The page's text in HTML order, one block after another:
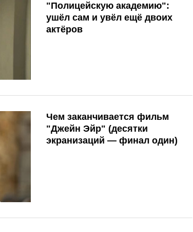
"Полицейскую академию":
ушёл сам и увёл ещё двоих
актёров
Чем заканчивается фильм
"Джейн Эйр" (десятки
экранизаций — финал один)